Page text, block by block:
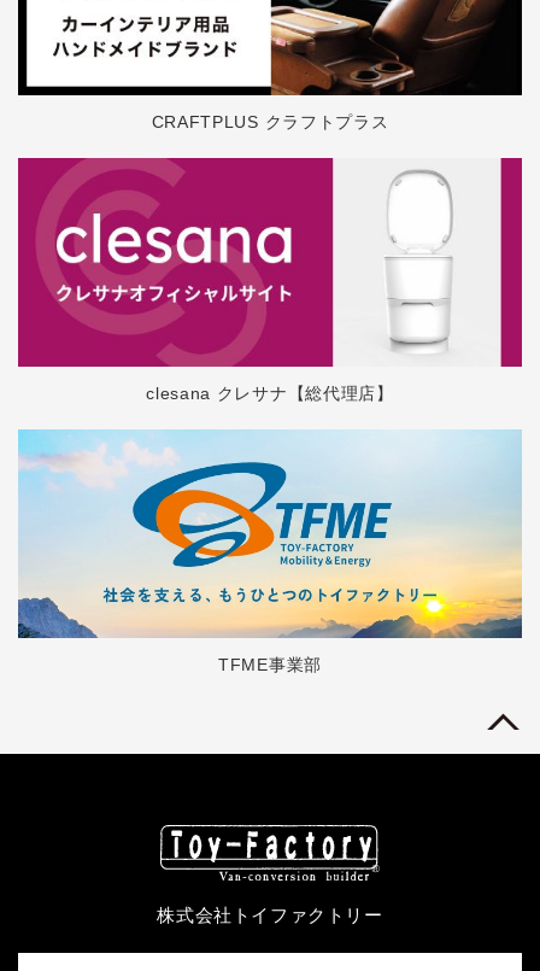
CRAFTPLUS クラフトプラス
clesana クレサナ【総代理店】
TFME事業部
株式会社トイファクトリー